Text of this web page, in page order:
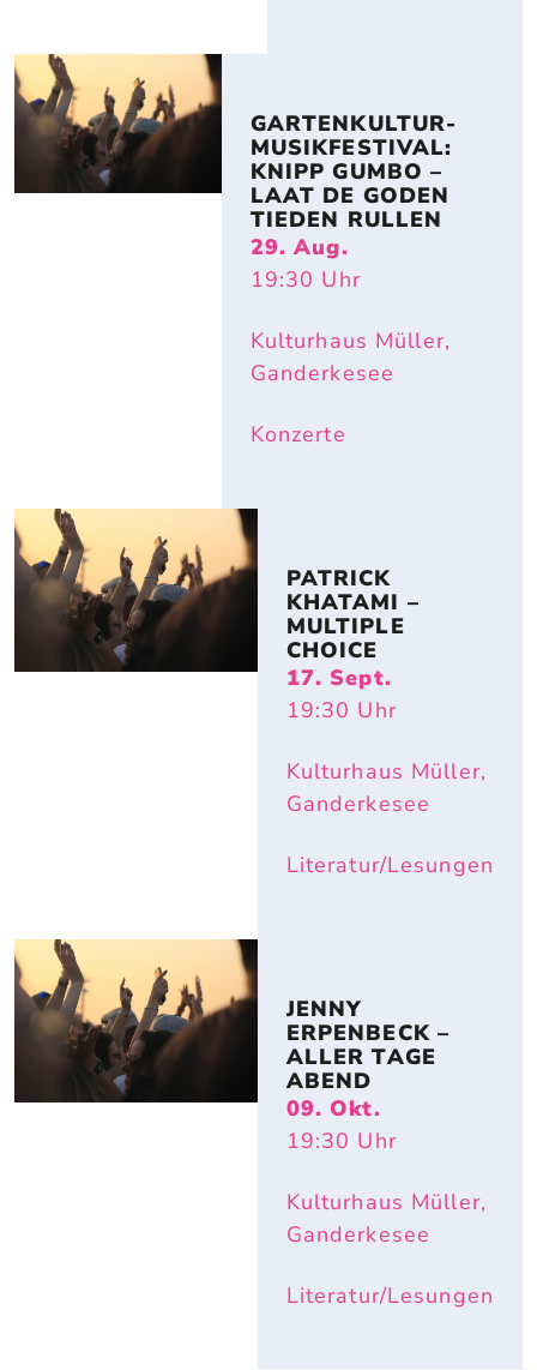
GARTENKULTUR-
MUSIKFESTIVAL:
KNIPP GUMBO –
LAAT DE GODEN
TIEDEN RULLEN
29. Aug.
19:30 Uhr
Kulturhaus Müller,
Ganderkesee
Konzerte
PATRICK
KHATAMI –
MULTIPLE
CHOICE
17. Sept.
19:30 Uhr
Kulturhaus Müller,
Ganderkesee
Literatur/Lesungen
JENNY
ERPENBECK –
ALLER TAGE
ABEND
09. Okt.
19:30 Uhr
Kulturhaus Müller,
Ganderkesee
Literatur/Lesungen